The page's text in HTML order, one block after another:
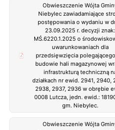
Obwieszczenie Wójta
Niebylec zawiadamiające
postępowania o wydaniu w
23.09.2025 r. decyzji znak:
MŚ.6220.1.2025 o
uwarunkowaniach dla
przedsięwzięcia
budowie hali magazynowej
infrastrukturą techniczną
działkach nr ewid. 2941, 2940,
2938, 2937, 2936 w obrębie
0008 Lutcza, jedn. ewid.:
gm. Niebylec.
Obwieszczenie Wójta